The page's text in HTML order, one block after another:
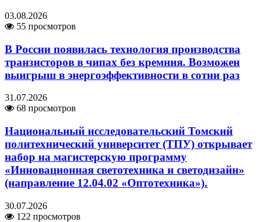
03.08.2026
55 просмотров
В России появилась технология производства
транзисторов в чипах без кремния. Возможен
выигрыш в энергоэффективности в сотни раз
31.07.2026
68 просмотров
Национальный исследовательский Томский
политехнический университет (ТПУ) открывает
набор на магистерскую программу
«Инновационная светотехника и светодизайн»
(направление 12.04.02 «Оптотехника»).
30.07.2026
122 просмотров